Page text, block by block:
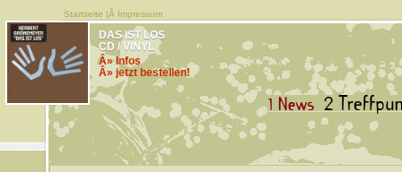
Startseite |Â Impressum
DAS IST LOS
CD / VINYL
Â» Infos
Â» jetzt bestellen!